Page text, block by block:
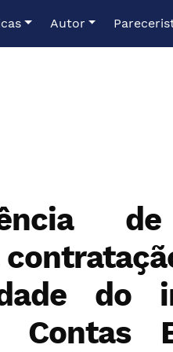
Autor
do
Contas